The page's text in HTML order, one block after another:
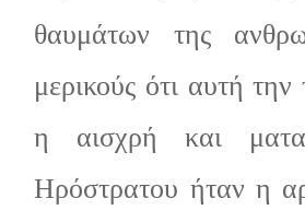
θαυμάτων της
μερικούς ότι αυτή
η αισχρή και
Ηρόστρατου ήταν η